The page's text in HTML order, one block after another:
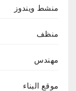
منشط ويندوز
منظف
مهندس
موقع البناء